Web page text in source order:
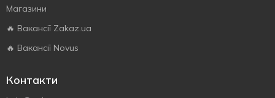
Магазини
🔥 Вакансії Zakaz.ua
🔥 Вакансії Novus
Контакти